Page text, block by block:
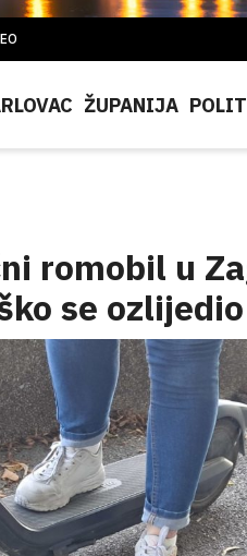
ŽUPANIJA
romobil u
se ozlijedio